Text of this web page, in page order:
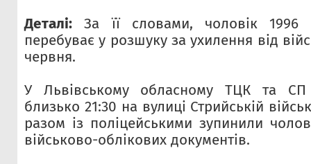
Деталі: За її словами, чоловік 1996
перебуває у розшуку за ухилення від
червня.
У Львівському обласному ТЦК та СП
близько 21:30 на вулиці Стрийській
разом із поліцейськими зупинили
військово-облікових документів.